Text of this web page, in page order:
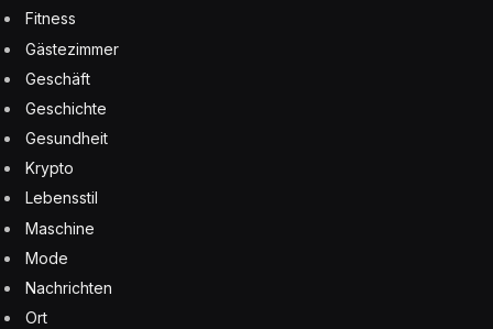
Fitness
Gästezimmer
Geschäft
Geschichte
Gesundheit
Krypto
Lebensstil
Maschine
Mode
Nachrichten
Ort